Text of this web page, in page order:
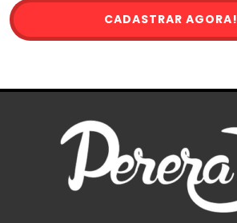
CADASTRAR AGORA!